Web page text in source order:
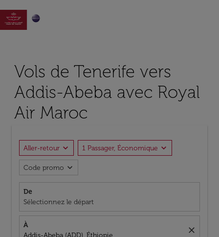

Vols de Tenerife vers
Addis-Abeba avec Royal
Air Maroc
Aller-retour expand_more 1 Passager, Économique expand_more
Code promo expand_more
De
Sélectionnez le départ
À
Addis-Abeba (ADD), Éthiopie
close